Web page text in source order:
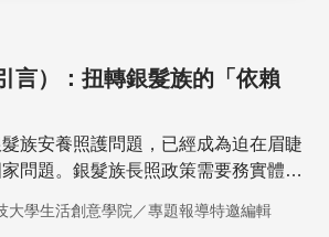
言）：扭轉銀髮族的「依賴
族安養照護問題，已經成為迫在眉睫
問題。銀髮族長照政策需要務實體
大學生活創意學院／專題報導特邀編輯